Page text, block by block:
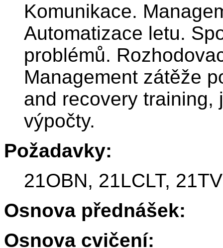
Komunikace.
Automatizace letu.
problémů.
Management zátěže
and recovery training,
výpočty.
Požadavky:
21OBN, 21LCLT,
Osnova přednášek:
Osnova cvičení: